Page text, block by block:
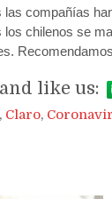
compañías
los chilenos se
like us:
, Claro,